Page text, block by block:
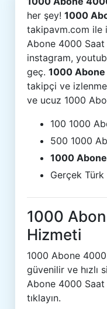
her şey!1000
takipavm.com ile
Abone 4000
instagram,
geç.1000
takipçi ve
ve ucuz 1000
100 1000
500 1000
1000
Gerçek
1000
Hizmeti
1000 Abone
güvenilir ve hızlı
Abone 4000
tıklayın.